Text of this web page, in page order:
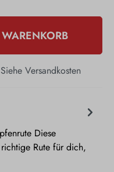
Versandkosten
Diese
Rute für dich,